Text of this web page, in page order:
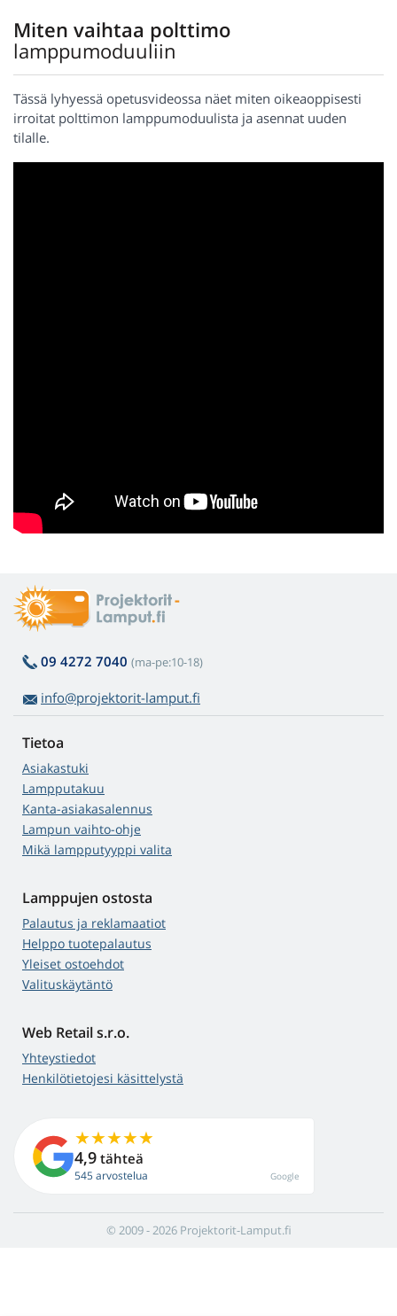
Miten vaihtaa polttimo
lamppumoduuliin
Tässä lyhyessä opetusvideossa näet miten oikeaoppisesti
irroitat polttimon lamppumoduulista ja asennat uuden
tilalle.
09 4272 7040 (ma-pe:10-18)
info@projektorit-lamput.fi
Tietoa
Asiakastuki
Lampputakuu
Kanta-asiakasalennus
Lampun vaihto-ohje
Mikä lampputyyppi valita
Lamppujen ostosta
Palautus ja reklamaatiot
Helppo tuotepalautus
Yleiset ostoehdot
Valituskäytäntö
Web Retail s.r.o.
Yhteystiedot
Henkilötietojesi käsittelystä
4,9 tähteä
545 arvostelua Google
© 2009 - 2026 Projektorit-Lamput.fi